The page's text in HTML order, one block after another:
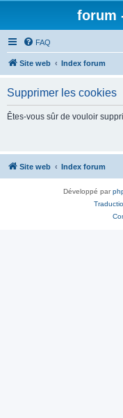
forum
FAQ
Site web Index forum
Supprimer les cookies
Êtes-vous sûr de vouloir
Site web Index forum
Développé par